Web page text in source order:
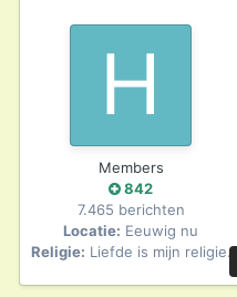
Members
842
7.465 berichten
Locatie: Eeuwig nu
Religie: Liefde is mijn religie.